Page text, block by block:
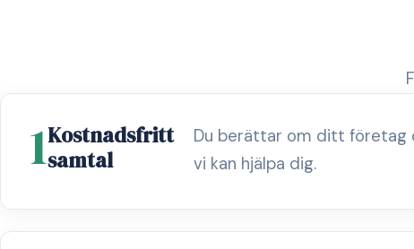
1Kostnadsfritt
samtal
Du berättar om ditt företag
vi kan hjälpa dig.